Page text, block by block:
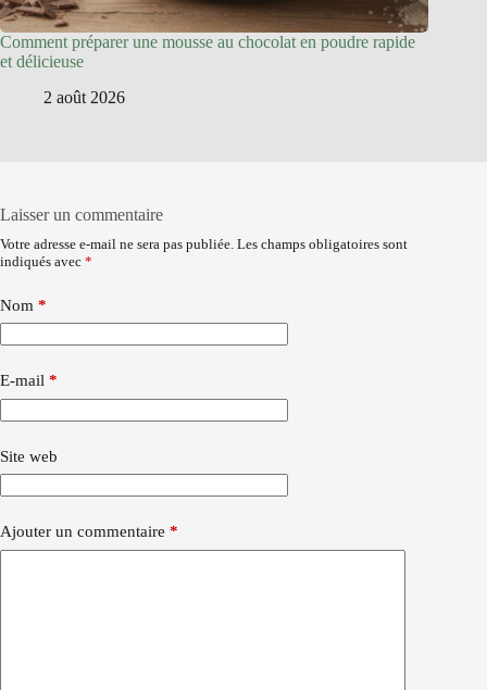
Comment préparer une mousse au chocolat en poudre rapide
et délicieuse
2 août 2026
Laisser un commentaire
Votre adresse e-mail ne sera pas publiée. Les champs obligatoires sont
indiqués avec *
Nom *
E-mail *
Site web
Ajouter un commentaire *